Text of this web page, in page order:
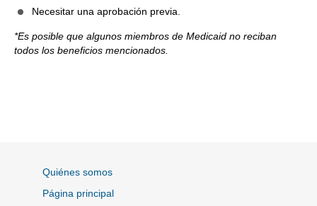
Necesitar una aprobación previa.
*Es posible que algunos miembros de Medicaid no reciban
todos los beneficios mencionados.
Quiénes somos
Página principal